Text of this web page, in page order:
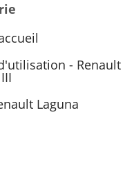
- Renault
Laguna